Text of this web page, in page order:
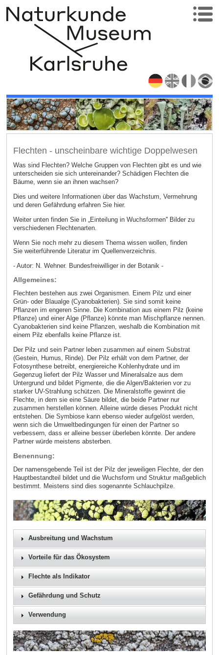
Flechten - unscheinbare wichtige Doppelwesen
Was sind Flechten? Welche Gruppen von Flechten gibt es und wie
unterscheiden sie sich untereinander? Schädigen Flechten die
Bäume, wenn sie an ihnen wachsen?
Dies und weitere Informationen über das Wachstum, Vermehrung
und deren Gefährdung erfahren Sie hier.
Weiter unten finden Sie in „Einteilung in Wuchsformen'' Bilder zu
verschiedenen Flechtenarten.
Wenn Sie noch mehr zu diesem Thema wissen wollen, finden
Sie weiterführende Literatur im Quellenverzeichnis.
- Autor: N. Wehner. Bundesfreiwilliger in der Botanik -
Allgemeines:
Flechten bestehen aus zwei Organismen. Einem Pilz und einer
Grün- oder Blaualge (Cyanobakterien). Sie sind somit keine
Pflanzen im engeren Sinne. Die Kombination aus einem Pilz (keine
Pflanze) und einer Alge (Pflanze) könnte man Mischpflanze nennen.
Cyanobakterien sind keine Pflanzen, weshalb die Kombination mit
einem Pilz ebenfalls keine Pflanze ist.
Der Pilz und sein Partner leben zusammen auf einem Substrat
(Gestein, Humus, Rinde). Der Pilz erhält von dem Partner, der
Fotosynthese betreibt, energiereiche Kohlenhydrate und im
Gegenzug liefert der Pilz Wasser und Mineralsalze aus dem
Untergrund und bildet Pigmente, die die Algen/Bakterien vor zu
starker UV-Strahlung schützen. Die Mineralstoffe gewinnt die
Flechte, in dem sie eine Säure bildet, die beide Partner nur
zusammen herstellen können. Alleine würde dieses Produkt nicht
entstehen. Die Symbiose kann ebenso wieder aufgelöst werden,
wenn sich die Umweltbedingungen für einen der Partner so
verbessern, dass er alleine besser überleben könnte. Der andere
Partner würde meistens absterben.
Benennung:
Der namensgebende Teil ist der Pilz der jeweiligen Flechte, der den
Hauptbestandteil bildet und die Wuchsform und Struktur maßgeblich
bestimmt. Meistens sind dies sogenannte Schlauchpilze.
Ausbreitung und Wachstum
Vorteile für das Ökosystem
Flechte als Indikator
Gefährdung und Schutz
Verwendung